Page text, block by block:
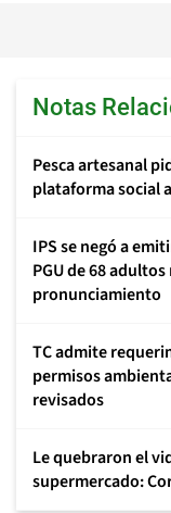
Notas
Pesca artesanal
plataforma social
IPS se negó a
PGU de 68
pronunciamiento
TC admite
permisos
revisados
Le quebraron el
supermercado: